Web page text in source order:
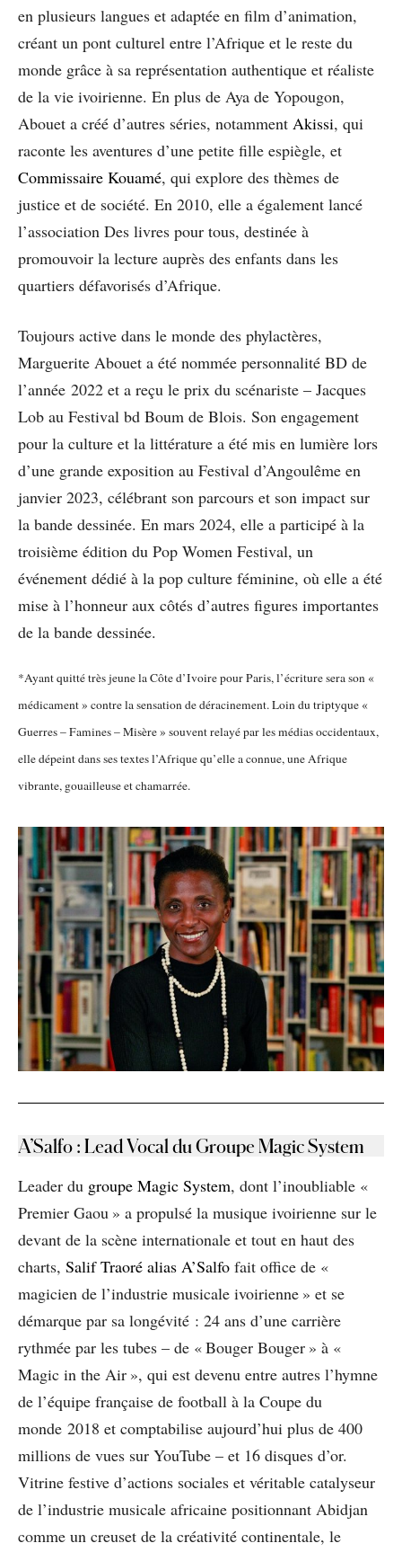
en plusieurs langues et adaptée en film d’animation,
créant un pont culturel entre l’Afrique et le reste du
monde grâce à sa représentation authentique et réaliste
de la vie ivoirienne. En plus de Aya de Yopougon,
Abouet a créé d’autres séries, notamment Akissi, qui
raconte les aventures d’une petite fille espiègle, et
Commissaire Kouamé, qui explore des thèmes de
justice et de société. En 2010, elle a également lancé
l’association Des livres pour tous, destinée à
promouvoir la lecture auprès des enfants dans les
quartiers défavorisés d’Afrique.
Toujours active dans le monde des phylactères,
Marguerite Abouet a été nommée personnalité BD de
l’année 2022 et a reçu le prix du scénariste – Jacques
Lob au Festival bd Boum de Blois. Son engagement
pour la culture et la littérature a été mis en lumière lors
d’une grande exposition au Festival d’Angoulême en
janvier 2023, célébrant son parcours et son impact sur
la bande dessinée. En mars 2024, elle a participé à la
troisième édition du Pop Women Festival, un
événement dédié à la pop culture féminine, où elle a été
mise à l’honneur aux côtés d’autres figures importantes
de la bande dessinée.
*Ayant quitté très jeune la Côte d’Ivoire pour Paris, l’écriture sera son «
médicament » contre la sensation de déracinement. Loin du triptyque «
Guerres – Famines – Misère » souvent relayé par les médias occidentaux,
elle dépeint dans ses textes l’Afrique qu’elle a connue, une Afrique
vibrante, gouailleuse et chamarrée.
A’Salfo : Lead Vocal du Groupe Magic System
Leader du groupe Magic System, dont l’inoubliable «
Premier Gaou » a propulsé la musique ivoirienne sur le
devant de la scène internationale et tout en haut des
charts, Salif Traoré alias A’Salfo fait office de «
magicien de l’industrie musicale ivoirienne » et se
démarque par sa longévité : 24 ans d’une carrière
rythmée par les tubes – de « Bouger Bouger » à «
Magic in the Air », qui est devenu entre autres l’hymne
de l’équipe française de football à la Coupe du
monde 2018 et comptabilise aujourd’hui plus de 400
millions de vues sur YouTube – et 16 disques d’or.
Vitrine festive d’actions sociales et véritable catalyseur
de l’industrie musicale africaine positionnant Abidjan
comme un creuset de la créativité continentale, le